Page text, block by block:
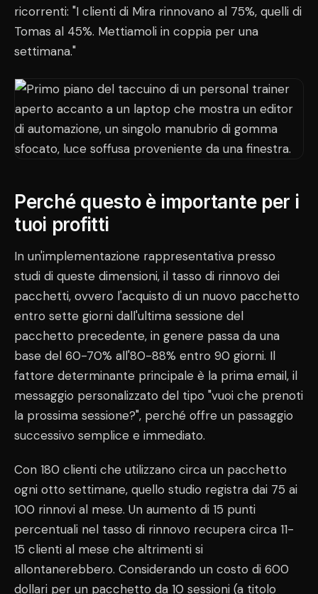
ricorrenti: "I clienti di Mira rinnovano al 75%, quelli di
Tomas al 45%. Mettiamoli in coppia per una
settimana."
Perché questo è importante per i
tuoi profitti
In un'implementazione rappresentativa presso
studi di queste dimensioni, il tasso di rinnovo dei
pacchetti, ovvero l'acquisto di un nuovo pacchetto
entro sette giorni dall'ultima sessione del
pacchetto precedente, in genere passa da una
base del 60-70% all'80-88% entro 90 giorni. Il
fattore determinante principale è la prima email, il
messaggio personalizzato del tipo "vuoi che prenoti
la prossima sessione?", perché offre un passaggio
successivo semplice e immediato.
Con 180 clienti che utilizzano circa un pacchetto
ogni otto settimane, quello studio registra dai 75 ai
100 rinnovi al mese. Un aumento di 15 punti
percentuali nel tasso di rinnovo recupera circa 11-
15 clienti al mese che altrimenti si
allontanerebbero. Considerando un costo di 600
dollari per un pacchetto da 10 sessioni (a titolo